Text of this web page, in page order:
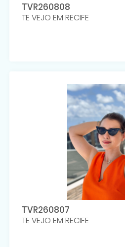
TVR260808
TE VEJO EM RECIFE
TVR260807
TE VEJO EM RECIFE